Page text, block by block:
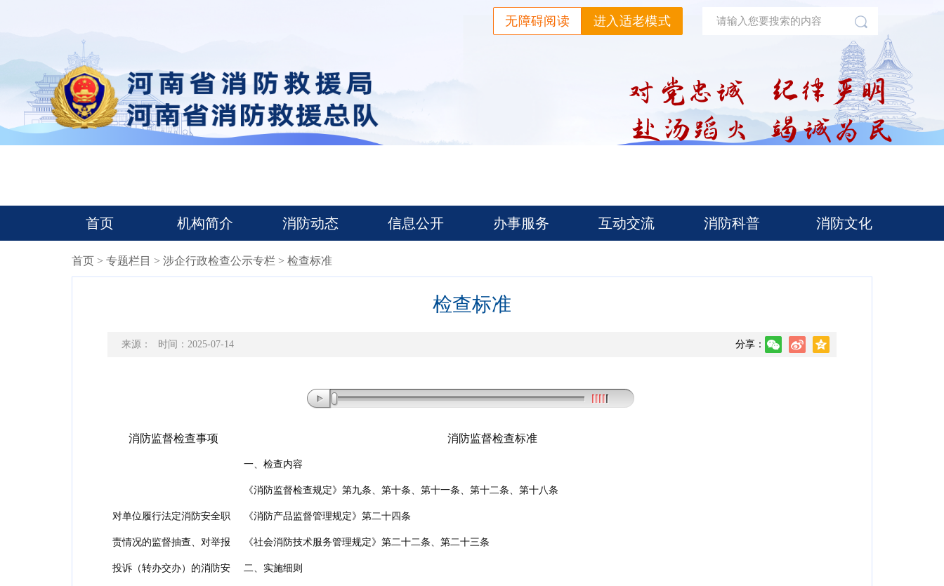
进入适老模式
无障碍阅读
首页 机构简介 消防动态 信息公开 办事服务 互动交流 消防科普 消防文化
首页 > 专题栏目 > 涉企行政检查公示专栏 > 检查标准
检查标准
来源： 时间：2025-07-14 分享：
消防监督检查事项 消防监督检查标准
对单位履行法定消防安全职
责情况的监督抽查、对举报
投诉（转办交办）的消防安
一、检查内容
《消防监督检查规定》 第九条、 第十条、 第十一条、 第十二条、 第十八条
《消防产品监督管理规定》 第二十四条
《社会消防技术服务管理规定》 第二十二条、 第二十三条
二、实施细则